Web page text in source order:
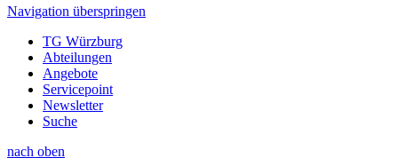
Navigation überspringen
TG Würzburg
Abteilungen
Angebote
Servicepoint
Newsletter
Suche
nach oben